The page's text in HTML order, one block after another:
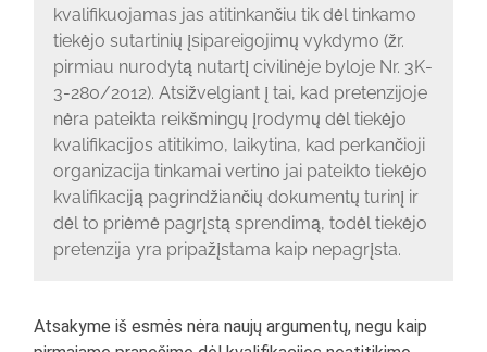
kvalifikuojamas jas atitinkančiu tik dėl tinkamo
tiekėjo sutartinių įsipareigojimų vykdymo (žr.
pirmiau nurodytą nutartį civilinėje byloje Nr. 3K-
3-280/2012). Atsižvelgiant į tai, kad pretenzijoje
nėra pateikta reikšmingų įrodymų dėl tiekėjo
kvalifikacijos atitikimo, laikytina, kad perkančioji
organizacija tinkamai vertino jai pateikto tiekėjo
kvalifikaciją pagrindžiančių dokumentų turinį ir
dėl to priėmė pagrįstą sprendimą, todėl tiekėjo
pretenzija yra pripažįstama kaip nepagrįsta.
Atsakyme iš esmės nėra naujų argumentų, negu kaip